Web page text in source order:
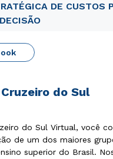
DE CUSTOS
do Sul
do Sul Virtual, você
de um dos maiores
superior do Brasil.